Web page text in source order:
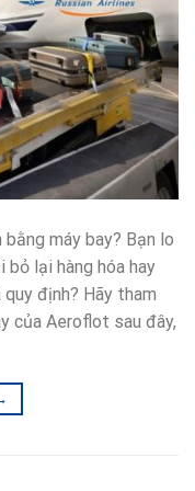
máy bay? Bạn lo
bỏ lại hàng hóa hay
định? Hãy tham
của Aeroflot sau đây,